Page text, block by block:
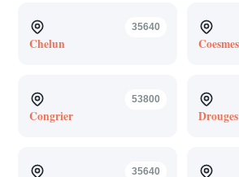
35640
Chelun Coesmes
53800
Congrier Drouges
35640